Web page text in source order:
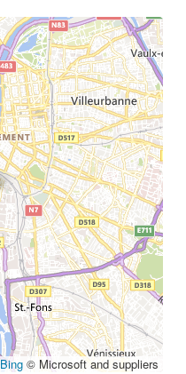
Bing© Microsoft and suppliers
Ressources
Glossaire
Contact